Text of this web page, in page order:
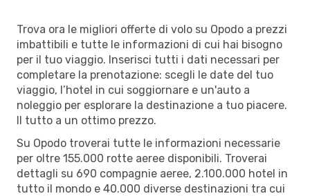
Trova ora le migliori offerte di volo su Opodo a prezzi
imbattibili e tutte le informazioni di cui hai bisogno
per il tuo viaggio. Inserisci tutti i dati necessari per
completare la prenotazione: scegli le date del tuo
viaggio, l’hotel in cui soggiornare e un'auto a
noleggio per esplorare la destinazione a tuo piacere.
Il tutto a un ottimo prezzo.
Su Opodo troverai tutte le informazioni necessarie
per oltre 155.000 rotte aeree disponibili. Troverai
dettagli su 690 compagnie aeree, 2.100.000 hotel in
tutto il mondo e 40.000 diverse destinazioni tra cui